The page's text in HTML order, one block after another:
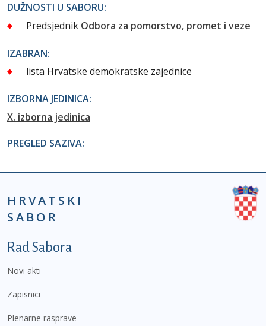
DUŽNOSTI U SABORU:
Predsjednik Odbora za pomorstvo, promet i veze
IZABRAN:
lista Hrvatske demokratske zajednice
IZBORNA JEDINICA:
X. izborna jedinica
PREGLED SAZIVA:
HRVATSKI
SABOR
Podnožje prvi izbornik
Rad Sabora
Novi akti
Zapisnici
Plenarne rasprave